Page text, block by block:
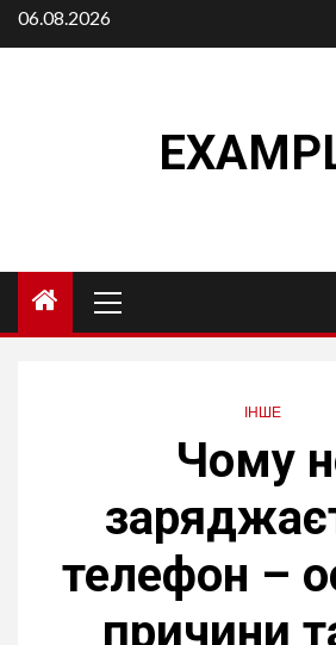
Skip
to
06.08.2026
Menu
ІНШЕ
Чому
телефон –
причини